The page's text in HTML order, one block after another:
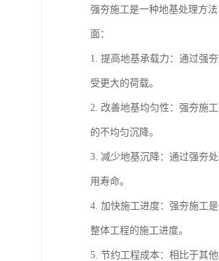
强夯施工是一种地基处理方
面：
1. 提高地基承载力：通过强
受更大的荷载。
2. 改善地基均匀性：强夯施
的不均匀沉降。
3. 减少地基沉降：通过强夯
用寿命。
4. 加快施工进度：强夯施工
整体工程的施工进度。
5. 节约工程成本：相比于其